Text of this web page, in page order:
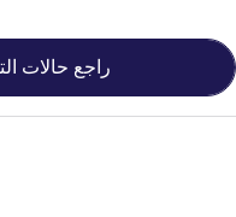
راجع حالات